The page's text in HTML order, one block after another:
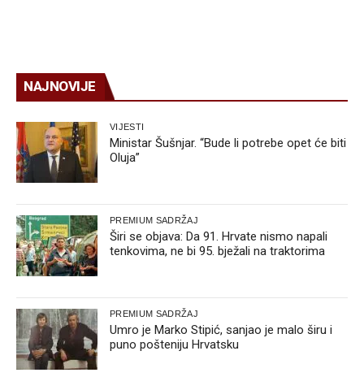
NAJNOVIJE
VIJESTI
Ministar Šušnjar. “Bude li potrebe opet će biti
Oluja”
PREMIUM SADRŽAJ
Širi se objava: Da 91. Hrvate nismo napali
tenkovima, ne bi 95. bježali na traktorima
PREMIUM SADRŽAJ
Umro je Marko Stipić, sanjao je malo širu i
puno pošteniju Hrvatsku